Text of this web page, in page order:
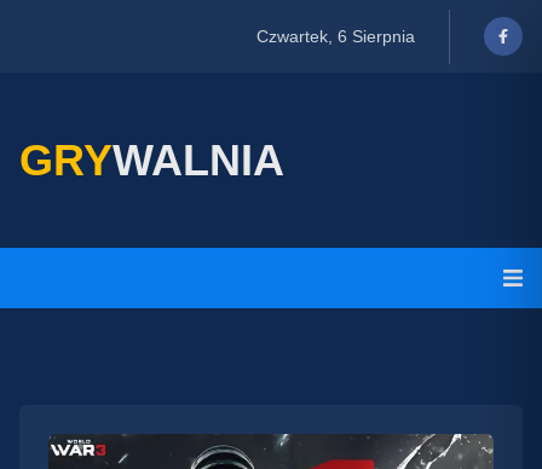
Czwartek, 6 Sierpnia
GRYWALNIA